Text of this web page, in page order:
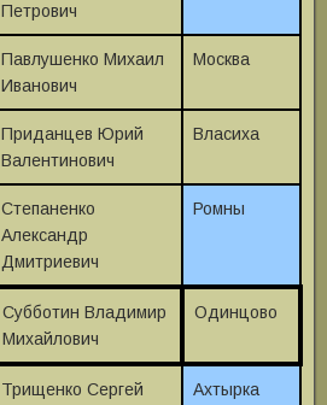
Петрович
Павлушенко Михаил
Иванович
Москва
Приданцев Юрий
Валентинович
Власиха
Степаненко
Александр
Дмитриевич
Ромны
Субботин Владимир
Михайлович
Одинцово
Трищенко Сергей
Ахтырка